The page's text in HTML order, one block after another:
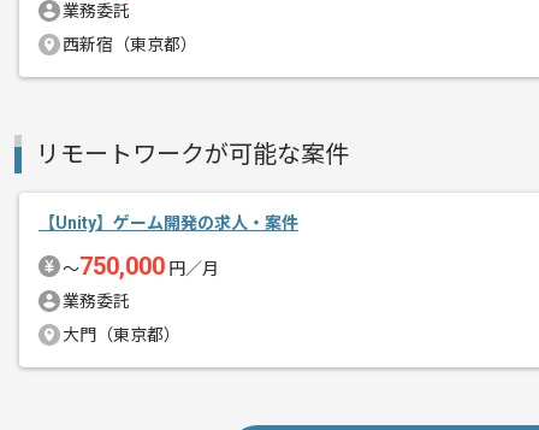
業務委託
西新宿（東京都）
リモートワークが可能な案件
【Unity】ゲーム開発の求人・案件
〜750,000 円／月
業務委託
大門（東京都）